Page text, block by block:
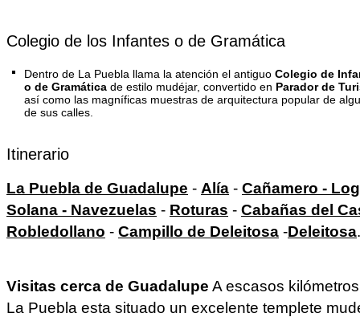
Colegio de los Infantes o de Gramática
Dentro de La Puebla llama la atención el antiguo Colegio de
o de Gramática de estilo mudéjar, convertido en Parador de
así como las magníficas muestras de arquitectura popular de
de sus calles.
Itinerario
La Puebla de Guadalupe - Alía - Cañamero -
Solana - Navezuelas - Roturas - Cabañas del
Robledollano - Campillo de Deleitosa -Deleitosa.
Visitas cerca de Guadalupe A escasos
La Puebla esta situado un excelente templete